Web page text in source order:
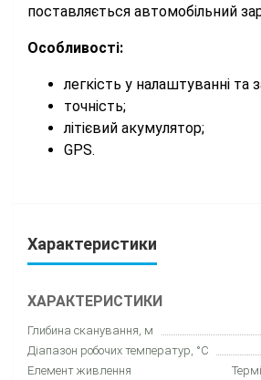
поставляється автомобільний
Особливості:
легкість у налаштуванні та
точність;
літієвий акумулятор;
GPS.
Характеристики
ХАРАКТЕРИСТИКИ
Глибина сканування, м
Діапазон робочих температур, °C
Елемент живлення